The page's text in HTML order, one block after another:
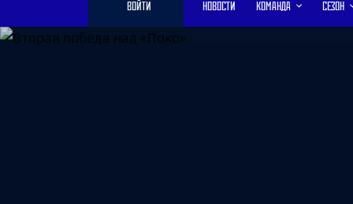
Дивизион Боброва
Лада
ВОЙТИ НОВОСТИ КОМАНДА СЕЗОН